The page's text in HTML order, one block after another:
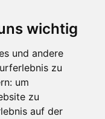
wichtig
und andere
zu
um
zu
auf der